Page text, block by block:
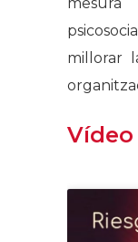
mesura
millorar